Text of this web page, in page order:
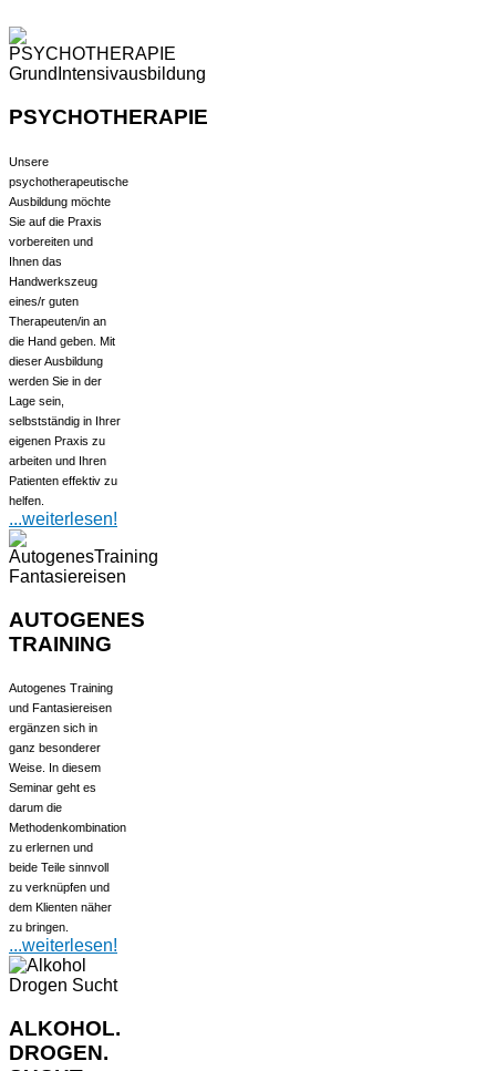
PSYCHOTHERAPIE
Unsere
psychotherapeutische
Ausbildung möchte
Sie auf die Praxis
vorbereiten und
Ihnen das
Handwerkszeug
eines/r guten
Therapeuten/in an
die Hand geben. Mit
dieser Ausbildung
werden Sie in der
Lage sein,
selbstständig in Ihrer
eigenen Praxis zu
arbeiten und Ihren
Patienten effektiv zu
helfen.
...weiterlesen!
AUTOGENES
TRAINING
Autogenes Training
und Fantasiereisen
ergänzen sich in
ganz besonderer
Weise. In diesem
Seminar geht es
darum die
Methodenkombination
zu erlernen und
beide Teile sinnvoll
zu verknüpfen und
dem Klienten näher
zu bringen.
...weiterlesen!
ALKOHOL.
DROGEN.